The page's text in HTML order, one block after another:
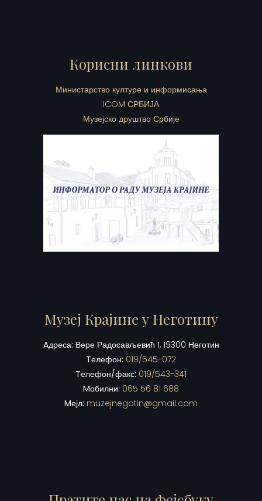
Корисни линкови
Министарство културе и информисања
ICOM СРБИЈА
Музејско друштво Србије
Музеј Крајине у Неготину
Aдреса: Вере Радосављевић 1, 19300 Неготин
Tелефон: 019/545-072
Tелефон/факс: 019/543-341
Mобилни: 065 56 81 688
Mејл: muzejnegotin@gmail.com